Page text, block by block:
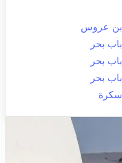
بن عروس
باب بحر
باب بحر
باب بحر
سكرة